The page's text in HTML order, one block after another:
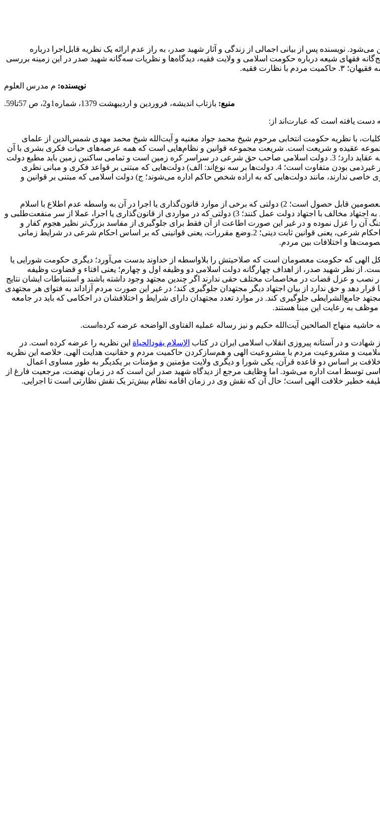
می‌شود. نویسنده پس از بیانی اجمالی از زندگی و آثار شهید صدر، به‌ راز عدم ارائه یک نظریه قابل‌اجرا درباره
فقهای شیعه درباره حکومت اسلامی و ولایت‌ فقیه، دیدگاه‌ها و نظریات سه‌گانه شهید صدر در این زمینه بررسی
نویسنده: م مدرس العلوم
منبع: بازتاب اندیشه، فروردین و اردیبهشت 1379، شماره1و2، ص 57تا59.
دست یافته است که عبارت‌اند از:
بر اساس شورا: این نظریه که مربوط به سال 1378ق است در‌ کلیات‌، با نظریه حکومت انتخابی مرحوم شیخ محمد جواد مغنیه و آیت‌الله شیخ محمد مهدی شمس‌الدین از علمای
تقریر شهید صدر از دولت انتخابی اسلامی بدین گونه است: 1. اسلام‌ مجموعه‌ عقیده و شریعت است. شریعت مجموعه قوانین و نظام‌هایی است که همه عرصه‌های حیات فکری بشری با آن
سامان می‌یابد؛ 2. مسلمان یا واقعی است یا ظاهری. مسلمان واقعی کسی است که‌ ایمان‌ به عقاید دارد؛ 3. دولت اسلامی صاحب حق شرعی در سراسر کره زمین است و تمامی ساکنین زمین باید مطیع دولت
اسلامی باشند. نحوه برخورد این دولت با انسان‌ها بر اساس‌ مسلمان بودن‌، ذمی بودن‌ یا کافر غیرذمی بودن متفاوت است؛ 4. دولت‌ها‌ بر‌ سه نوع‌اند: الف) دولت‌هایی که مبتنی بر قواعد فکری و مبانی نظری
خاصی ندارند، مانند دولت‌هایی که به اراده شخص‌ حاکم‌ اداره می‌شوند؛ ج) دولت اسلامی که مبتنی بر قوانین و
1) دولتی‌ که سیر قانون‌گذاری و اجرا در آن کاملا اسلامی است که‌ نمونه آن فقط در زمان معصومین قابل حصول است؛ 2) دولتی که برخی از موارد قانون‌گذاری یا اجرا در‌ آن‌ به‌ واسطه عدم اطلاع با اسلام
معارض باشد. در چنین دولتی مسلمانان‌ موظف‌ به امر به معروف و نهی از منکرند و مجازند به اجتهاد مخالف با اجتهاد دولت عمل کنند‌؛ 3) دولتی‌ که‌ در مواردی از قانون‌گذاری یا اجرا، عملا از سر منفعت‌طلبی و
آن را‌ عزل‌ نموده‌ و در غیر این صورت اطاعت از آن فقط برای جلوگیری از مفاسد بزرگ‌تر نظیر‌ هجوم‌ کفار و
امثال آن لازم است. از نظر شهید صدر اهداف و وظایف دولت اسلامی‌ عبارت‌اند‌ از‌: 1. بیان احکام شرعی، یعنی قوانین ثابت دینی؛ 2.وضع مقررات، یعنی قوانینی که بر اساس‌ احکام‌ شرعی در شرایط زمانی
الهی که حکومت معصومان‌ است‌ که‌ صلاحیتش را بلاواسطه از خداوند بدست می‌آورد؛ دیگری حکومت شورایی یا
«وأمرهم شوری بینهم»(شوری: 38) مشروعیت یافته است. از نظر شهید‌ صدر‌، از اهداف چهارگانه دولت اسلامی دو وظیفه اول و چهارم؛ یعنی افتاء و قضاوت وظیفه
و عزل‌ قضات‌ در مخاصمات مختلف حقی ندارند اگر چندین‌ مجتهد‌ وجود‌ داشته باشند و استنباطات ایشان نتایج
دهد و حق ندارد از‌ بیان‌ اجتهاد دیگر‌ مجتهدان‌ جلوگیری‌ کند؛ در غیر این صورت مردم‌ آزاداند‌ به فتوای هر مجتهدی
جامع‌الشرایطی جلوگیری‌ کند‌. در موارد تعدد مجتهدان دارای‌ شرایط‌ و اختلافشان در احکامی که باید در جامعه
به‌ رعایت‌ این مبنا هستند.
منهاج الصالحین آیت‌الله حکیم و نیز رساله عملیه‌ الفتاوی‌ الواضحه عرضه‌ کرده‌است‌.
و در آستانه پیروزی‌ انقلاب‌ اسلامی ایران در کتاب الإسلام یقودالحیاة‌ این‌ نظریه‌ را‌ عرضه‌ کرده است. در‌
و مشروعیت‌ مردم‌ با مشروعیت الهی و هم‌سازکردن حاکمیت مردم و حقانیت‌ هدایت‌ الهی‌. خلاصه‌ این‌ نظریه‌
بر اساس دو قاعده قرآن، یکی شورا و دیگری‌ ولایت مؤمنین و مؤمنات بر یکدیگر به طور مساوی اعمال
توسط امت اداره می‌شود. اما وظایف مرجع‌ از‌ دیدگاه شهید صدر این است که در زمان نهضت، مرجعیت فارغ از
خطیر خلافت الهی است؛ حال‌ آن که‌ نقش وی در زمان اقامه نظام بیش‌تر یک نقش نظارتی است تا اجرایی.